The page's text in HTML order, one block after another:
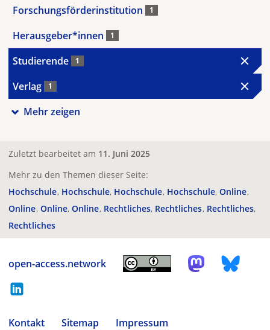
Forschungsförderinstitution 1
Herausgeber*innen 1
Studierende 1
Verlag 1
Mehr zeigen
Zuletzt bearbeitet am 11. Juni 2025
Mehr zu den Themen dieser Seite:
Hochschule Hochschule Hochschule Hochschule Online
Online Online Online Rechtliches Rechtliches Rechtliches
Rechtliches
open-access.network
Kontakt Sitemap
Impressum